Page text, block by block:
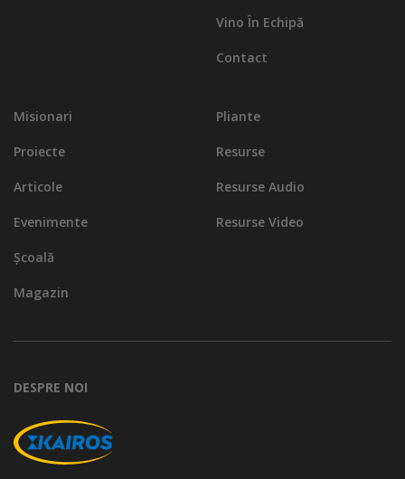
Vino În Echipă
Contact
Misionari
Proiecte
Articole
Evenimente
Școală
Magazin
Pliante
Resurse
Resurse Audio
Resurse Video
DESPRE NOI